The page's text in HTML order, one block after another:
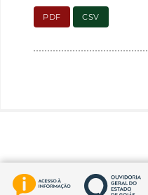
PDF CSV